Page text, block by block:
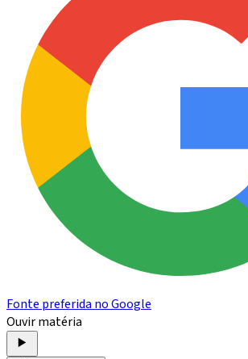
Fonte preferida no Google
Ouvir matéria